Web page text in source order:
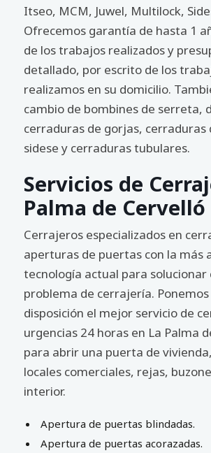
Itseo, MCM, Juwel, Multilock,
Ofrecemos garantía de hasta 1
de los trabajos realizados y
detallado, por escrito de los
realizamos en su domicilio.
cambio de bombines de serreta,
cerraduras de gorjas, cerraduras
sidese y cerraduras tubulares.
Servicios de
Palma de Cervelló
Cerrajeros especializados en
aperturas de puertas con la más
tecnología actual para solucionar
problema de cerrajería. Ponemos
disposición el mejor servicio de
urgencias 24 horas en La Palma
para abrir una puerta de
locales comerciales, rejas,
interior.
Apertura de puertas blindadas.
Apertura de puertas acorazadas.